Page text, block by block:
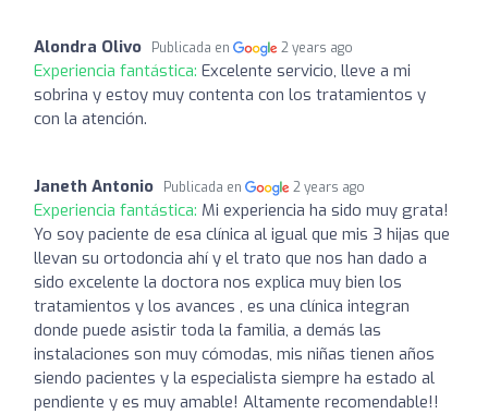
Alondra Olivo Publicada en 2 years ago
Experiencia fantástica: Excelente servicio, lleve a mi
sobrina y estoy muy contenta con los tratamientos y
con la atención.
Janeth Antonio Publicada en 2 years ago
Experiencia fantástica: Mi experiencia ha sido muy grata!
Yo soy paciente de esa clínica al igual que mis 3 hijas que
llevan su ortodoncia ahí y el trato que nos han dado a
sido excelente la doctora nos explica muy bien los
tratamientos y los avances , es una clínica integran
donde puede asistir toda la familia, a demás las
instalaciones son muy cómodas, mis niñas tienen años
siendo pacientes y la especialista siempre ha estado al
pendiente y es muy amable! Altamente recomendable!!